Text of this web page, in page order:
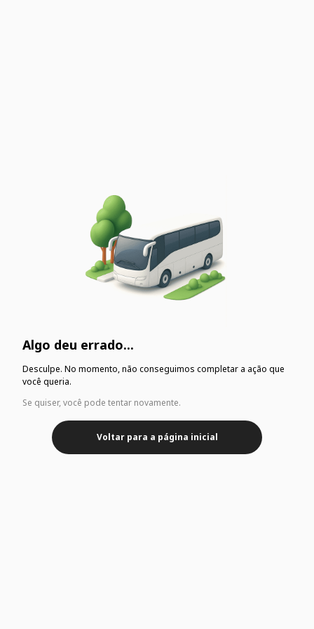
Algo deu errado...
Desculpe. No momento, não conseguimos completar a ação que
você queria.
Se quiser, você pode tentar novamente.
Voltar para a página inicial